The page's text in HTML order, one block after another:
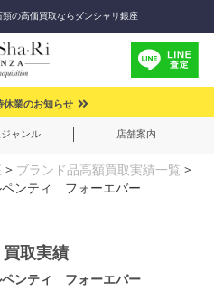
の高価買取ならダンシャリ銀座
休業のお知らせ
ャンル 店舗案内
> ブランド品高額買取実績一覧 >
ンティ フォーエバー
取実績
ンティ フォーエバー